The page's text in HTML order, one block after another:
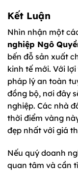
Kết Luận
Nhìn nhận một
nghiệp Ngô
bến đỗ sản xuất
kinh tế mới. Với
pháp lý an toàn
đồng bộ, nơi đây
nghiệp. Các nhà
thời điểm vàng
đẹp nhất với giá
Nếu quý doanh
quan tâm và cần